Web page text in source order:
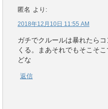
匿名 より:
2018年12月10日 11:55 AM
ガチでクルールは暴れたら
くる。まあそれでもそこそ
どな
返信